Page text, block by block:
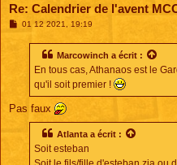
Re: Calendrier de l'avent
M01 12 2021, 19:19
Marcowinch a écrit :
En tous cas, Athanaos est le
qu'il soit premier !
Pas faux
Atlanta a écrit :
Soit esteban